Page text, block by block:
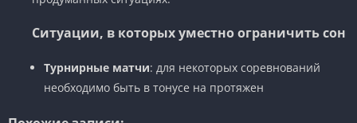
Ситуации, в которых уместно ограничить сон
Турнирные матчи: для некоторых соревнований
необходимо быть в тонусе на протяжен